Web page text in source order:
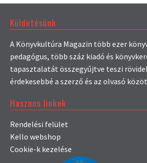
Küldetésünk
A Könyvkultúra Magazin több ezer
pedagógus, több száz kiadó és
tapasztalatát összegyűjtve teszi
érdekesebbé a szerző és az olvasó
Hasznos linkek
Rendelési felület
Kello webshop
Cookie-k kezelése